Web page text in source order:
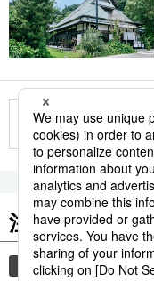
注目のキーワ
共同通信ニュース